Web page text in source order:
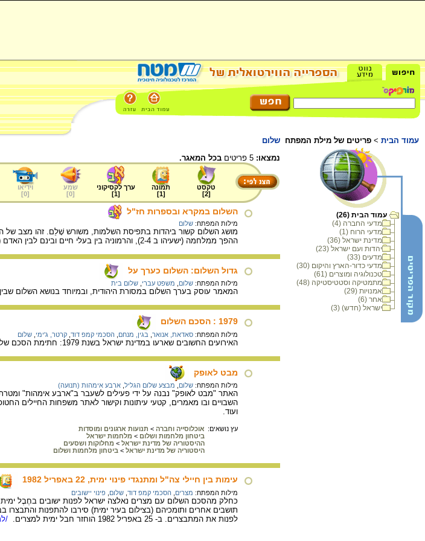
עמוד הבית > פריטים של מילת המפתח שלום
עמוד הבית (26)
מדעי החברה (4)
מדעי הרוח (1)
מדינת ישראל (36)
יהדות ועם ישראל (23)
מדעים (33)
מדעי כדור-הארץ והיקום (30)
טכנולוגיה ומוצרים (61)
מתמטיקה וסטטיסטיקה (48)
אמנויות (29)
אחר (6)
ישראל (חדש) (3)
נמצאו: בכל המאגר.
טקסט
[
2
]
תמונה
[
1
]
ערך לקסיקוני
[
1
]
שמע
[
0
]
וידיאו
[
0
]
השלום במקרא ובספרות חז"ל
מילות המפתח: שלום
מושג השלום קשור ביהדות בתפיסת השלמות, משורש שָׁלֵם. זהו מצב של
ההפך ממלחמה (ישעיהו ב 2-4), והרמוניה בין בעלי חיים ובינם לבין האדם (ישעיהו יא 6-8).
גדול השלום: השלום כערך על
מילות המפתח: שלום משפט עברי שלום בית
המאמר עוסק בערך השלום במסורת היהודית, ובמיוחד בנושא השלום
1979 : הסכם השלום
מילות המפתח: סאדאת, אנואר בגין, מנחם הסכמי קמפ דוד קרטר, ג'ימי שלום
האירועים החשובים שארעו במדינת ישראל בשנת 1979: חתימת הסכם שלום עם מצרים.
מבט לאופק
מילות המפתח: שלום מבצע שלום הגליל ארבע אימהות (תנועה)
האתר "מבט לאופק" נבנה על ידי פעילים לשעבר ב"ארבע אימהות"
השבויים ובו מאמרים, קטעי עיתונות וקישור לאתר משפחות החיילים
ועוד.
עץ נושאים: אוכלוסייה וחברה > תנועות ארגונים ומוסדות
ביטחון מלחמות ושלום > מלחמות ישראל
ההיסטוריה של מדינת ישראל > מחלוקות ושסעים
היסטוריה של מדינת ישראל > ביטחון מלחמות ושלום
עימות בין חיילי צה"ל ומתנגדי פינוי ימית, 22 באפריל 1982
מילות המפתח: מצרים הסכמי קמפ דוד שלום פינוי יישובים
כחלק מהסכם השלום עם מצרים נאלצה ישראל לפנות ישובים בחֶבֶל ימית
תושבים אחרים ותומכיהם (בצילום בעיר ימית) סירבו להתפנות
לפנות את המתבצרים. ב- 25 באפריל 1982 הוחזר חבל ימית למצרים.
/